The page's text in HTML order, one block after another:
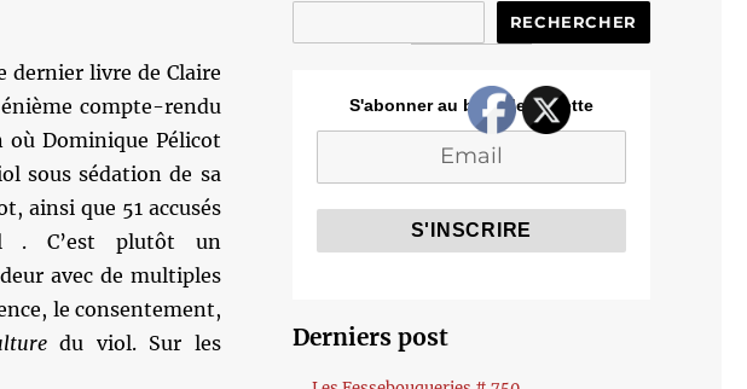
dernier livre de Claire
compte-rendu
où Dominique Pélicot
sous sédation de sa
ainsi que 51 accusés
. C’est plutôt un
avec de multiples
le consentement,
du viol. Sur les
RECHERCHER
S'abonner au blog de Cozette
Derniers post